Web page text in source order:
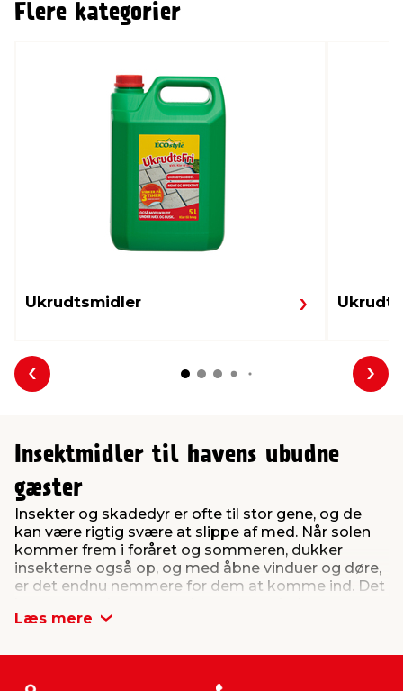
Flere kategorier
Ukrudtsmidler
Forrige
Insektmidler til havens ubudne
gæster
Insekter og skadedyr er ofte til stor gene, og de
kan være rigtig svære at slippe af med. Når solen
kommer frem i foråret og sommeren, dukker
insekterne også op, og med åbne vinduer og døre,
er det endnu nemmere for dem at komme ind. Det
insekterne, men med de rigtige insektmidler kan
skadedyr inde og ude.
Læs mere